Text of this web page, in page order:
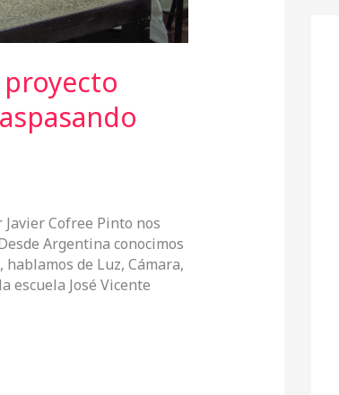
Cofree Pinto nos
Argentina conocimos
de Luz, Cámara,
escuela José Vicente